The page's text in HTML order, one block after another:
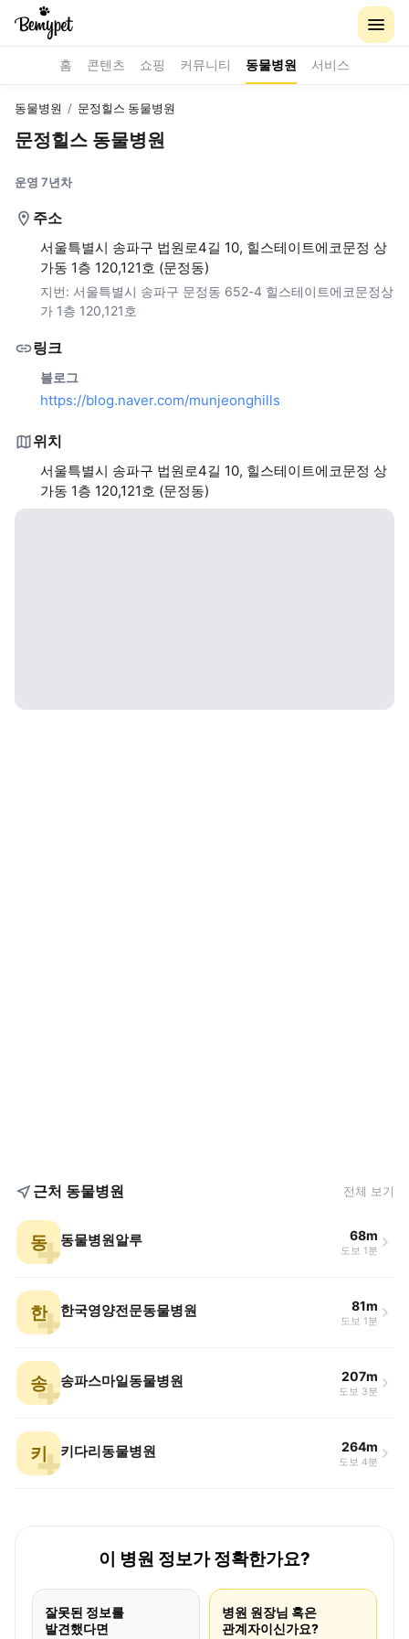
홈 콘텐츠 쇼핑 커뮤니티 동물병원 서비스
동물병원 / 문정힐스 동물병원
문정힐스 동물병원
운영 7년차
주소
서울특별시 송파구 법원로4길 10, 힐스테이트에코문정 상
가동 1층 120,121호 (문정동)
지번: 서울특별시 송파구 문정동 652-4 힐스테이트에코문정상
가 1층 120,121호
링크
블로그
https://blog.naver.com/munjeonghills
위치
서울특별시 송파구 법원로4길 10, 힐스테이트에코문정 상
가동 1층 120,121호 (문정동)
근처 동물병원 전체 보기
동 동물병원알루 68m
도보 1분
한 한국영양전문동물병원 81m
도보 1분
송 송파스마일동물병원 207m
도보 3분
키 키다리동물병원 264m
도보 4분
이 병원 정보가 정확한가요?
잘못된 정보를
발견했다면
병원 원장님 혹은
관계자이신가요?